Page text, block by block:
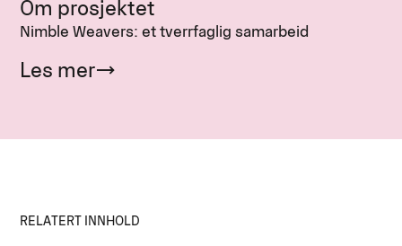
Om prosjektet
Nimble Weavers: et tverrfaglig samarbeid
Les mer→
RELATERT INNHOLD